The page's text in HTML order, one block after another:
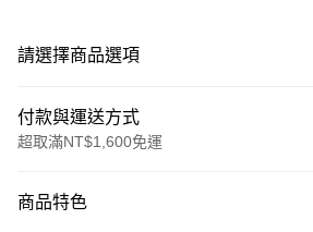
請選擇商品選項
付款與運送方式
超取滿NT$1,600免運
信用卡一次付款
商品特色